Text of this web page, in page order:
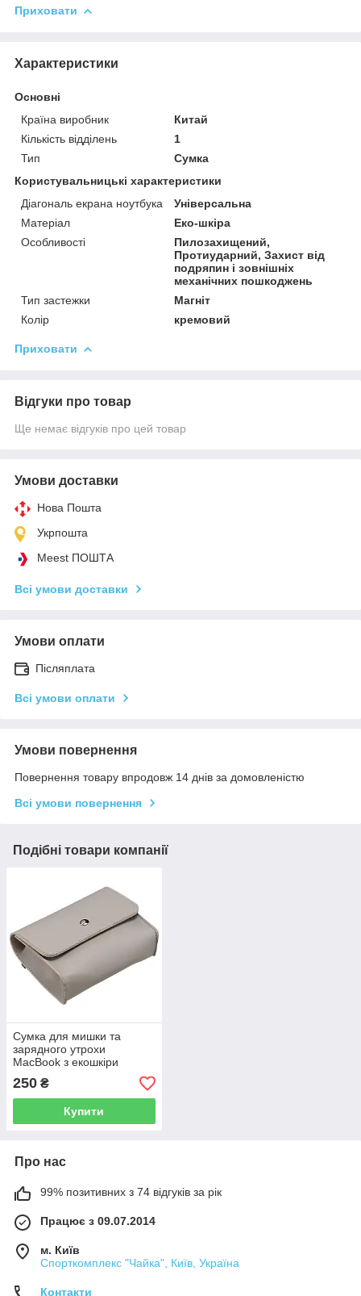
Приховати
Характеристики
Основні
Країна виробник
Китай
Кількість відділень
1
Тип
Сумка
Користувальницькі характеристики
Діагональ екрана ноутбука
Універсальна
Матеріал
Еко-шкіра
Особливості
Пилозахищений,
Протиударний, Захист від
подряпин і зовнішніх
механічних пошкоджень
Тип застежки
Магніт
Колір
кремовий
Приховати
Відгуки про товар
Ще немає відгуків про цей товар
Умови доставки
Нова Пошта
Укрпошта
Meest ПОШТА
Всі умови доставки
Умови оплати
Післяплата
Всі умови оплати
Умови повернення
Повернення товару впродовж 14 днів за домовленістю
Всі умови повернення
Подібні товари компанії
Сумка для мишки та
зарядного утрохи
MacBook з екошкіри
Ankona gray (MC3542)
250 ₴
Купити
Про нас
99% позитивних з 74 відгуків за рік
Працює з 09.07.2014
м. Київ
Спорткомплекс "Чайка", Київ, Україна
Контакти